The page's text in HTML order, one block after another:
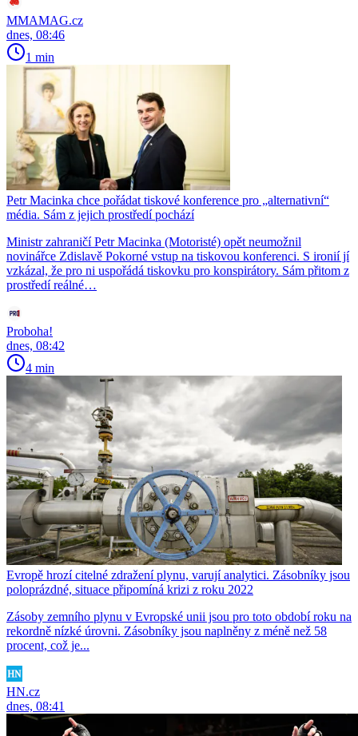
MMAMAG.cz
dnes, 08:46
1 min
Petr Macinka chce pořádat tiskové konference pro „alternativní“
média. Sám z jejich prostředí pochází
Ministr zahraničí Petr Macinka (Motoristé) opět neumožnil
novinářce Zdislavě Pokorné vstup na tiskovou konferenci. S ironií jí
vzkázal, že pro ni uspořádá tiskovku pro konspirátory. Sám přitom z
prostředí reálné…
Proboha!
dnes, 08:42
4 min
Evropě hrozí citelné zdražení plynu, varují analytici. Zásobníky jsou
poloprázdné, situace připomíná krizi z roku 2022
Zásoby zemního plynu v Evropské unii jsou pro toto období roku na
rekordně nízké úrovni. Zásobníky jsou naplněny z méně než 58
procent, což je...
HN.cz
dnes, 08:41